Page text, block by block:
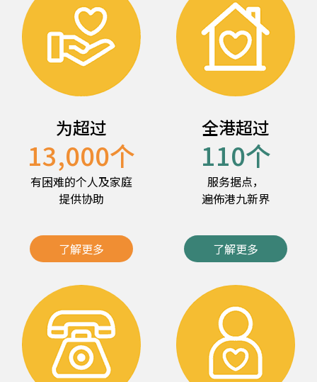
为超过
13,000个
有困难的个人及家庭
提供协助
了解更多
全港超过
110个
服务据点，
遍佈港九新界
了解更多